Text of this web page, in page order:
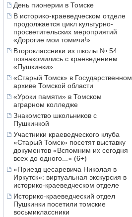
День пионерии в Томске
В историко-краеведческом отделе
продолжается цикл культурно-
просветительских мероприятий
«Дорогие мои томичи!»
Второклассники из школы № 54
познакомились с краеведением
«Пушкинки»
«Старый Томск» в Государственном
архиве Томской области
«Уроки памяти» в Томском
аграрном колледже
Знакомство школьников с
Пушкинкой
Участники краеведческого клуба
«Старый Томск» посетят выставку
документов «Вспомним их сегодня
всех до одного...» (6+)
«Приезд цесаревича Николая в
Иркутск»: виртуальная экскурсия в
историко-краеведческом отделе
Историко-краеведческий отдел
Пушкинки посетили томские
восьмиклассники